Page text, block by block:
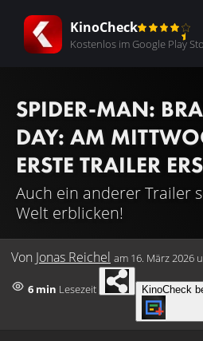
KinoCheck
Kostenlos im Google Play
SPIDER-MAN:
DAY: AM
ERSTE TRAILER
Auch ein anderer Trailer
Welt erblicken!
Von Jonas Reichel am 16. März 2026
6 min Lesezeit KinoCheck